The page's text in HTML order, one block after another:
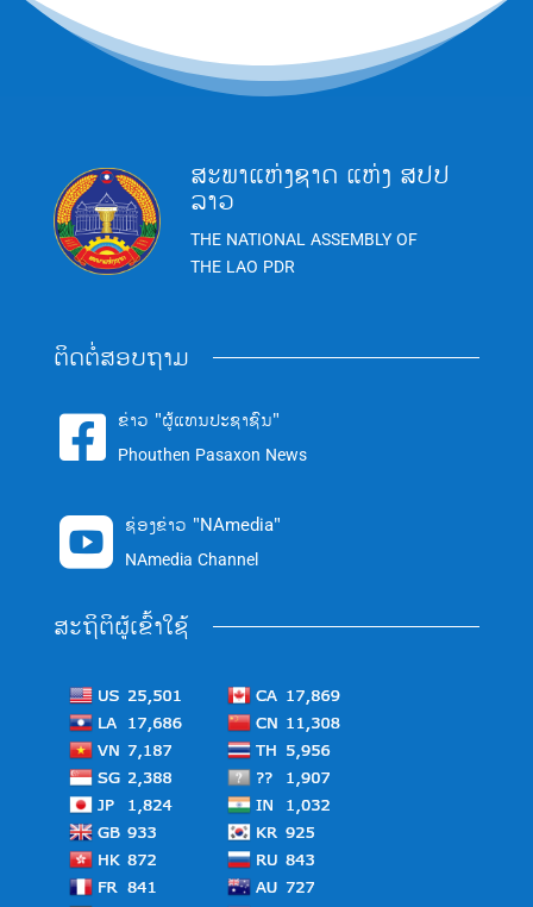
ສະພາແຫ່ງຊາດ ແຫ່ງ ສປປ
ລາວ
THE NATIONAL ASSEMBLY OF
THE LAO PDR
ຕິດຕໍ່ສອບຖາມ
 ຂ່າວ "ຜູ້ແທນປະຊາຊົນ"
Phouthen Pasaxon News
 ຊ່ອງຂ່າວ "NAmedia"
NAmedia Channel
ສະຖິຕິຜູ້ເຂົ້າໃຊ້